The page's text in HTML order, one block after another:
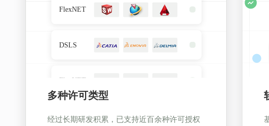
多种许可类型
经过长期研发积累，已支持近百余种许可授权